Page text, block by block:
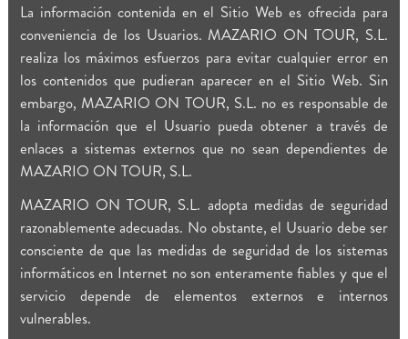
La información contenida en el Sitio Web es ofrecida para
conveniencia de los Usuarios. MAZARIO ON TOUR, S.L.
realiza los máximos esfuerzos para evitar cualquier error en
los contenidos que pudieran aparecer en el Sitio Web. Sin
embargo, MAZARIO ON TOUR, S.L. no es responsable de
la información que el Usuario pueda obtener a través de
enlaces a sistemas externos que no sean dependientes de
MAZARIO ON TOUR, S.L.
MAZARIO ON TOUR, S.L. adopta medidas de seguridad
razonablemente adecuadas. No obstante, el Usuario debe ser
consciente de que las medidas de seguridad de los sistemas
informáticos en Internet no son enteramente fiables y que el
servicio depende de elementos externos e internos
vulnerables.